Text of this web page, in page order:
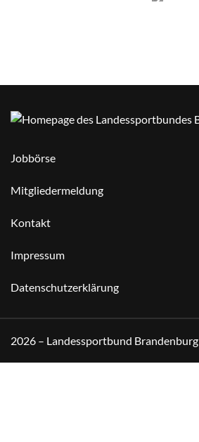
Jobbörse
Mitgliedermeldung
Kontakt
Impressum
Datenschutzerklärung
2026 – Landessportbund Brandenburg